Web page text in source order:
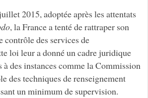
2015, adoptée après les attentats
, la France a tenté de rattraper son
contrôle des services de
loi leur a donné un cadre juridique
à des instances comme la Commission
des techniques de renseignement
un minimum de supervision.